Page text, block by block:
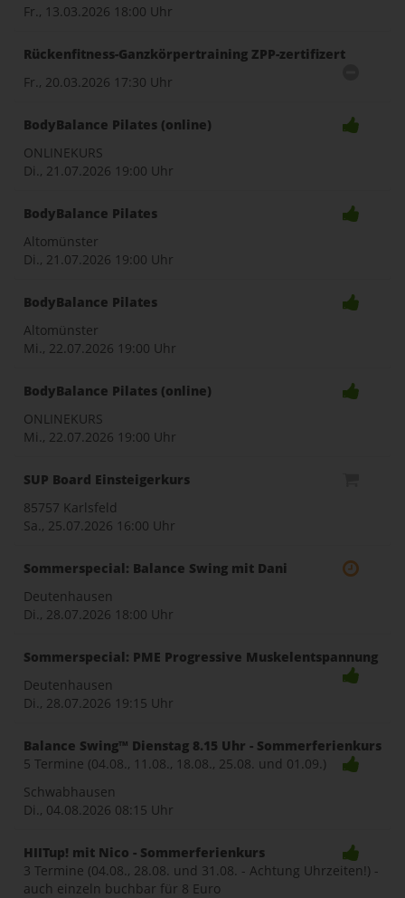
Fr., 13.03.2026 18:00 Uhr
Rückenfitness-Ganzkörpertraining ZPP-zertifizert
Fr., 20.03.2026 17:30 Uhr
BodyBalance Pilates (online)
ONLINEKURS
Di., 21.07.2026 19:00 Uhr
BodyBalance Pilates
Altomünster
Di., 21.07.2026 19:00 Uhr
BodyBalance Pilates
Altomünster
Mi., 22.07.2026 19:00 Uhr
BodyBalance Pilates (online)
ONLINEKURS
Mi., 22.07.2026 19:00 Uhr
SUP Board Einsteigerkurs
85757 Karlsfeld
Sa., 25.07.2026 16:00 Uhr
Sommerspecial: Balance Swing mit Dani
Deutenhausen
Di., 28.07.2026 18:00 Uhr
Sommerspecial: PME Progressive Muskelentspannung
Deutenhausen
Di., 28.07.2026 19:15 Uhr
Balance Swing™ Dienstag 8.15 Uhr - Sommerferienkurs
5 Termine (04.08., 11.08., 18.08., 25.08. und 01.09.)
Schwabhausen
Di., 04.08.2026 08:15 Uhr
HIITup! mit Nico - Sommerferienkurs
3 Termine (04.08., 28.08. und 31.08. - Achtung Uhrzeiten!) -
auch einzeln buchbar für 8 Euro